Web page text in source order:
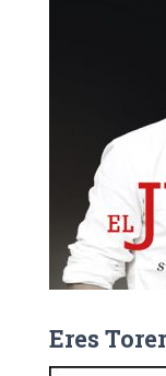
Eres